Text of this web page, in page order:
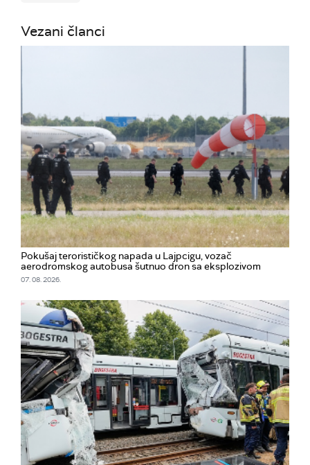
Vezani članci
Pokušaj terorističkog napada u Lajpcigu, vozač
aerodromskog autobusa šutnuo dron sa eksplozivom
07. 08. 2026.